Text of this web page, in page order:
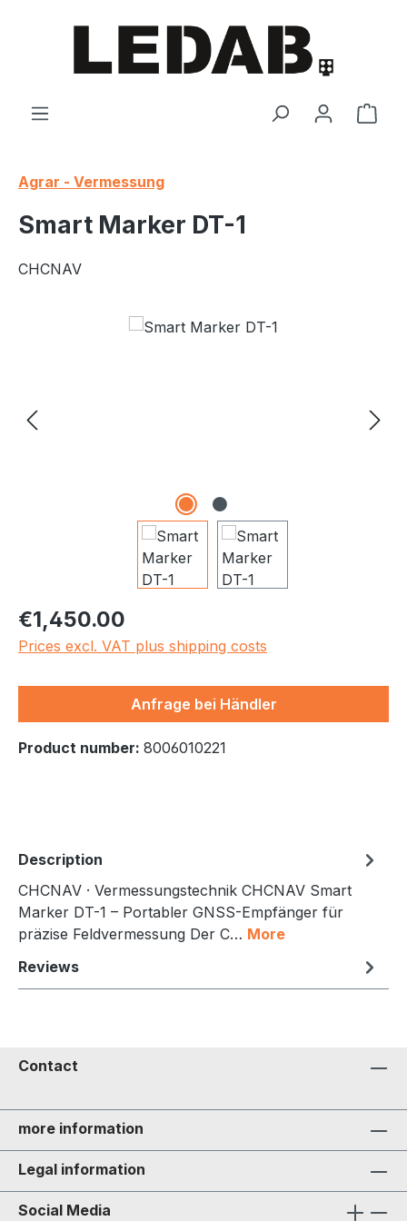
Agrar - Vermessung
Smart Marker DT-1
CHCNAV
Skip image gallery
Regular price:
€1,450.00
Prices excl. VAT plus shipping costs
Anfrage bei Händler
Product number: 8006010221
Description
CHCNAV · Vermessungstechnik CHCNAV Smart
Marker DT-1 – Portabler GNSS-Empfänger für
präzise Feldvermessung Der C… More
Reviews
Contact
more information
Legal information
Social Media